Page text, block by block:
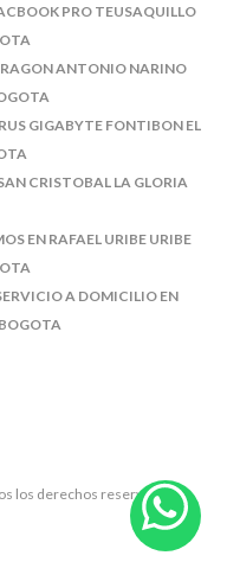
PRO TEUSAQUILLO
ANTONIO NARINO
GIGABYTE FONTIBON EL
CRISTOBAL LA GLORIA
EN RAFAEL URIBE URIBE
A DOMICILIO EN
los derechos reservados